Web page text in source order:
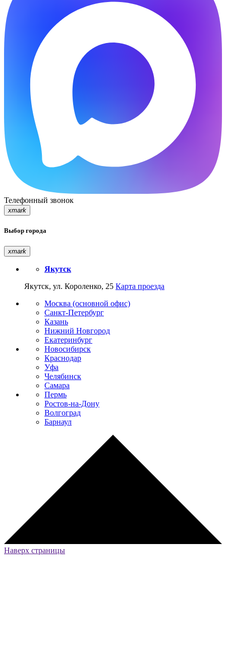
Телефонный звонок
xmark
Выбор города
xmark
Якутск
Якутск, ул. Короленко, 25 Карта проезда
Москва (основной офис)
Санкт-Петербург
Казань
Нижний Новгород
Екатеринбург
Новосибирск
Краснодар
Уфа
Челябинск
Самара
Пермь
Ростов-на-Дону
Волгоград
Барнаул
Наверх страницы